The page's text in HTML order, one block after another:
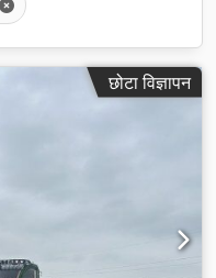
छोटा विज्ञापन